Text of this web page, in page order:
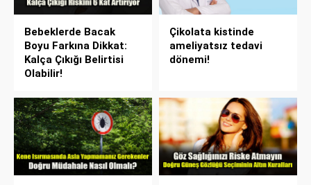
Bebeklerde Bacak
Boyu Farkına Dikkat:
Kalça Çıkığı Belirtisi
Olabilir!
Çikolata kistinde
ameliyatsız tedavi
dönemi!